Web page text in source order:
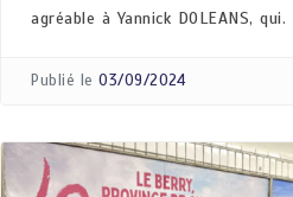
agréable à Yannick DOLEANS, qui.
Publié le 03/09/2024